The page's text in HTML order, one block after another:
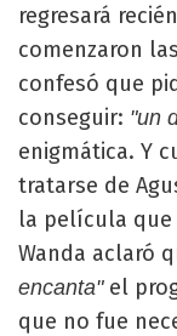
regresará
comenzaron
confesó que
conseguir: "un
enigmática. Y
tratarse de
la película que
Wanda aclaró
encanta"el
que no fue